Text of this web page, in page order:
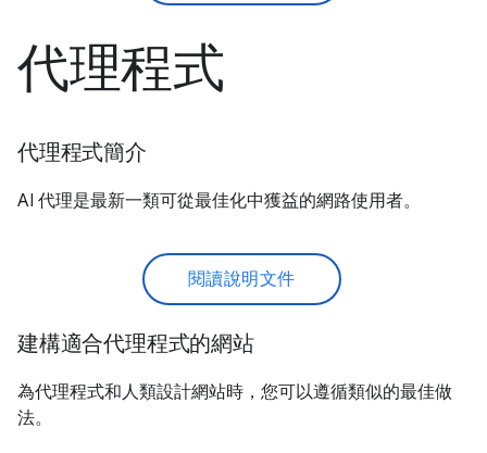
代理程式
代理程式簡介
AI 代理是最新一類可從最佳化中獲益的網路使用者。
閱讀說明文件
建構適合代理程式的網站
為代理程式和人類設計網站時，您可以遵循類似的最佳做
法。